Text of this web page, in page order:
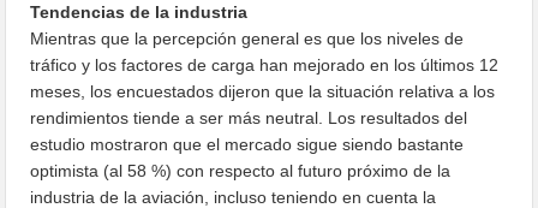
Tendencias de la industria
Mientras que la percepción general es que los niveles de
tráfico y los factores de carga han mejorado en los últimos 12
meses, los encuestados dijeron que la situación relativa a los
rendimientos tiende a ser más neutral. Los resultados del
estudio mostraron que el mercado sigue siendo bastante
optimista (al 58 %) con respecto al futuro próximo de la
industria de la aviación, incluso teniendo en cuenta la